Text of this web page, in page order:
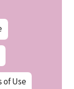
of Use